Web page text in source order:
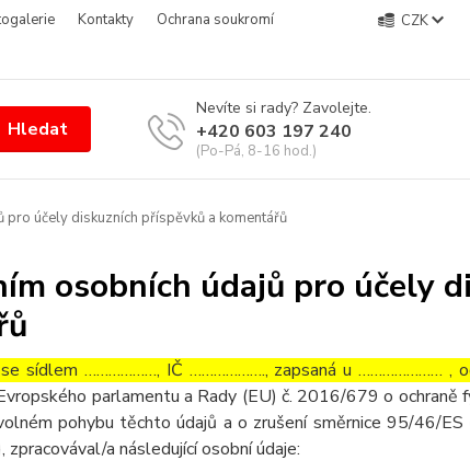
Kontakty
Ochrana soukromí
CZK
Hledat
Nevíte si rady? Zavolejte.
+420 603 197 240
(Po-Pá, 8-16 hod.)
účely diskuzních příspěvků a komentářů
osobních údajů pro účely
sídlem ………………, IČ ………………., zapsaná u ………………… ,
parlamentu a Rady (EU) č. 2016/679 o ochraně
pohybu těchto údajů a o zrušení směrnice 95/46/ES
zpracovával/a následující osobní údaje: